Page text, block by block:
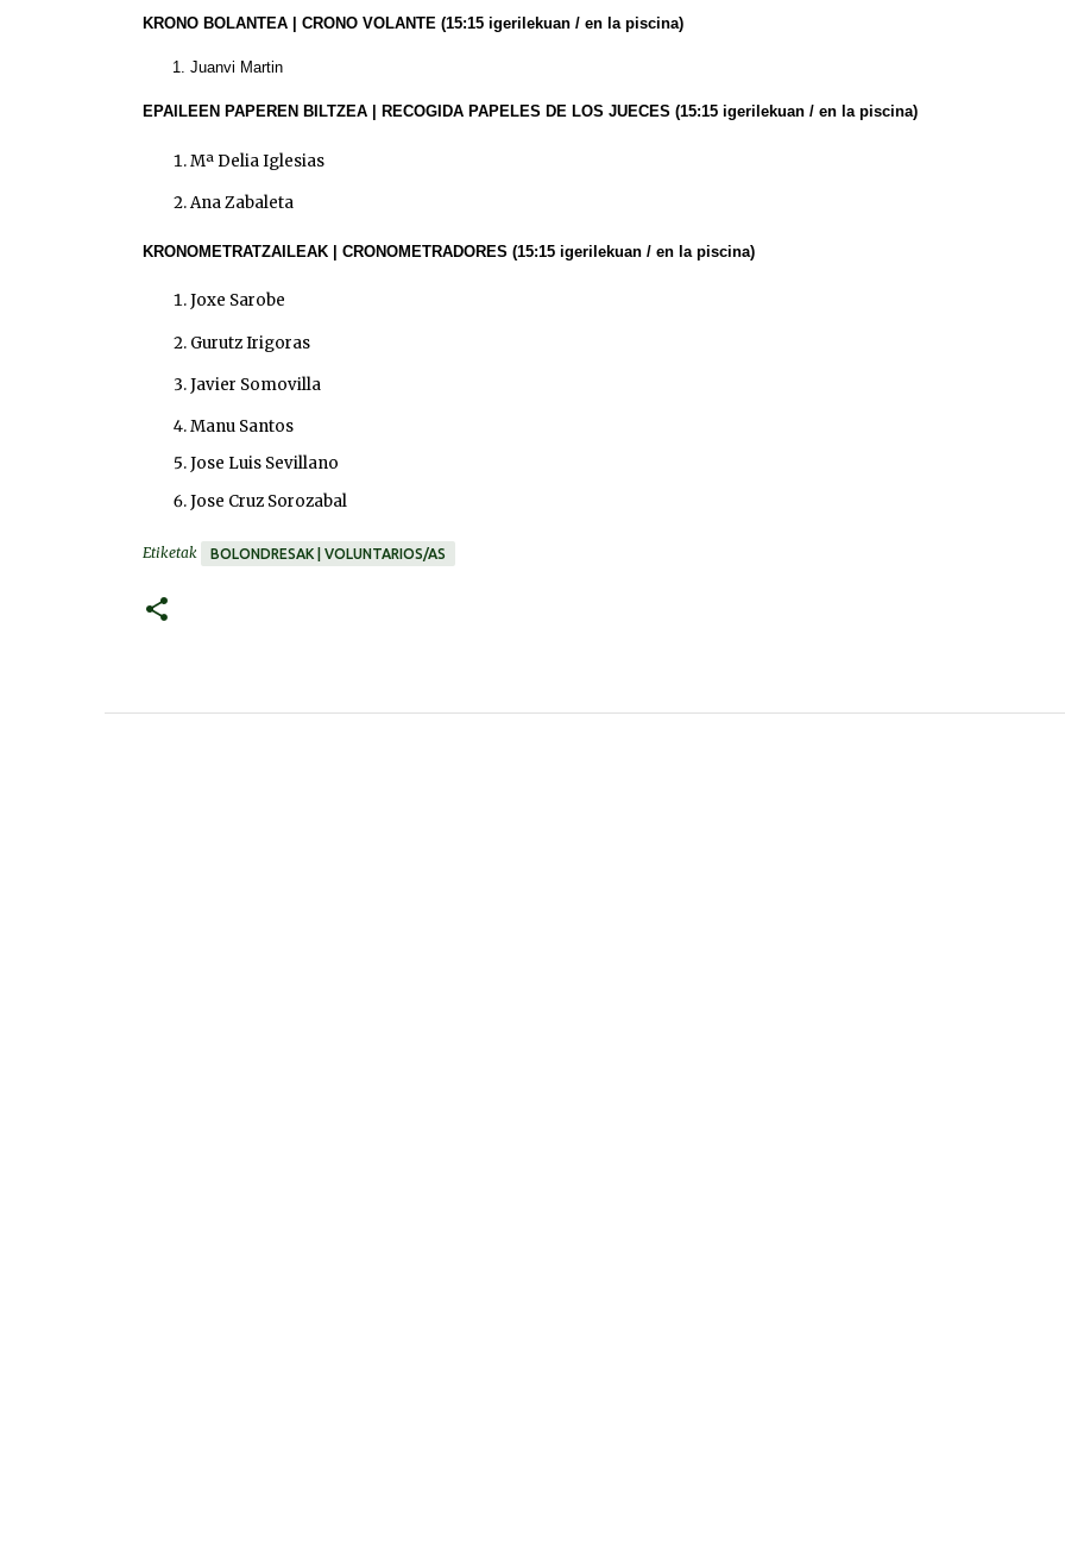
KRONO BOLANTEA | CRONO VOLANTE (15:15 igerilekuan / en la piscina)
Juanvi Martin
EPAILEEN PAPEREN BILTZEA | RECOGIDA PAPELES DE LOS JUECES (15:15 igerilekuan / en la piscina)
Mª Delia Iglesias
Ana Zabaleta
KRONOMETRATZAILEAK | CRONOMETRADORES (15:15 igerilekuan / en la piscina)
Joxe Sarobe
Gurutz Irigoras
Javier Somovilla
Manu Santos
Jose Luis Sevillano
Jose Cruz Sorozabal
Etiketak BOLONDRESAK | VOLUNTARIOS/AS